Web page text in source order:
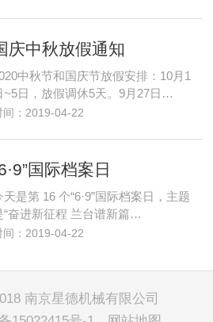
庆中秋放假通知
中秋节和国庆节放假安排：10月1
~5日，放假调休5天。9月27日…
间：2019-04-22
国际档案日
天是第 16 个“6·9”国际档案日，主题
“奋进新征程 兰台谱新篇…
间：2019-04-22
南京星德机械有限公司